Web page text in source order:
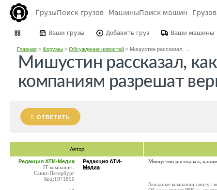
ГрузыПоиск грузов МашиныПоиск машин
Ваши грузы Добавить груз Ваши машины
Главная> Форумы> Обсуждение новостей> Мишустин рассказал, ...
Мишустин рассказал,
компаниям разрешат
ОТВЕТИТЬ
Автор
Редакция АТИ-Медиа
IT-компания ,
Санкт-Петербург
Код:1971890
Редакция АТИ-
Медиа
Мишустин рассказал,
Западные компании смогут